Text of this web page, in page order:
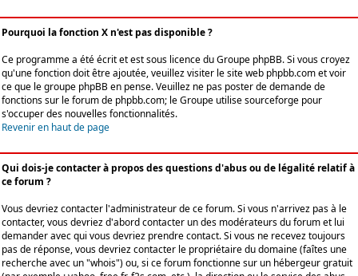
Pourquoi la fonction X n'est pas disponible ?
Ce programme a été écrit et est sous licence du Groupe phpBB. Si vous croyez
qu'une fonction doit être ajoutée, veuillez visiter le site web phpbb.com et voir
ce que le groupe phpBB en pense. Veuillez ne pas poster de demande de
fonctions sur le forum de phpbb.com; le Groupe utilise sourceforge pour
s'occuper des nouvelles fonctionnalités.
Revenir en haut de page
Qui dois-je contacter à propos des questions d'abus ou de légalité relatif à
ce forum ?
Vous devriez contacter l'administrateur de ce forum. Si vous n'arrivez pas à le
contacter, vous devriez d'abord contacter un des modérateurs du forum et lui
demander avec qui vous devriez prendre contact. Si vous ne recevez toujours
pas de réponse, vous devriez contacter le propriétaire du domaine (faîtes une
recherche avec un "whois") ou, si ce forum fonctionne sur un hébergeur gratuit